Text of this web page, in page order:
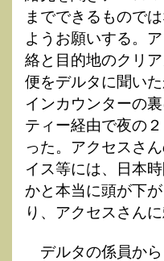
までできるもので
ようお願いする。
絡と目的地のクリ
便をデルタに聞い
インカウンターの
ティー経由で夜の
った。アクセスさ
イス等には、日本
かと本当に頭が下
り、アクセスさん
デルタの係員から